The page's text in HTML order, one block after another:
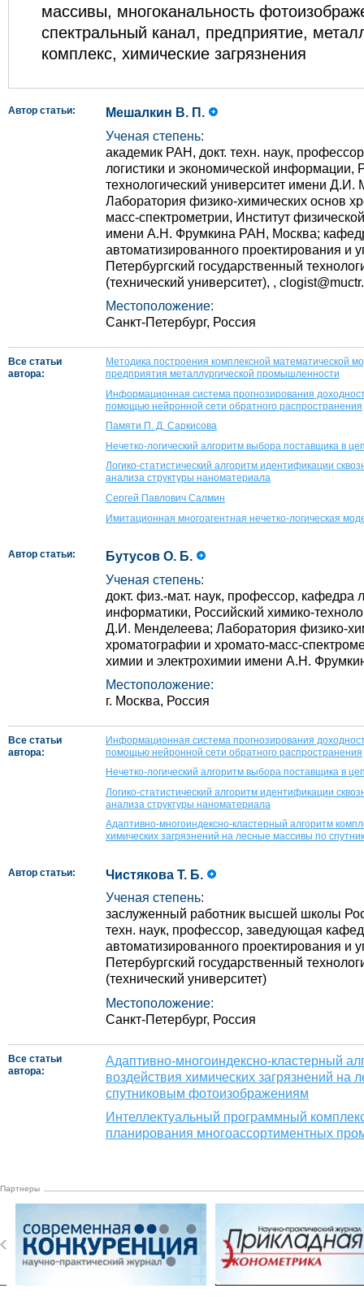
массивы, многоканальность
спектральный канал, предприятие,
комплекс, химические загрязнения
Автор статьи:
Мешалкин В. П.
Ученая степень:
академик РАН, докт. техн. наук,
логистики и экономической информации,
технологический университет имени
Лаборатория физико-химических основ
масс-спектрометрии, Институт
имени А.Н. Фрумкина РАН, Москва;
автоматизированного проектирования и
Петербургский государственный
(технический университет), ,
Местоположение:
Санкт-Петербург, Россия
Все статьи
автора:
Методика построения комплексной математической
предприятия металлургической промышленности
Информационная система прогнозирования
помощью нейронной сети обратного распространения
Памяти П. Д. Саркисова
Нечетко-логический алгоритм выбора поставщика в
Логико-статистический алгоритм идентификации
анализа структуры наноматериала
Сергей Павлович Салмин
Имитационная многоагентная нечетко-логическая
Автор статьи:
Бутусов О. Б.
Ученая степень:
докт. физ.-мат. наук, профессор, кафедра
информатики, Российский химико-
Д.И. Менделеева; Лаборатория физико-
хроматографии и хромато-масс-
химии и электрохимии имени А.Н.
Местоположение:
г. Москва, Россия
Все статьи
автора:
Информационная система прогнозирования
помощью нейронной сети обратного распространения
Нечетко-логический алгоритм выбора поставщика в
Логико-статистический алгоритм идентификации
анализа структуры наноматериала
Адаптивно-многоиндексно-кластерный алгоритм
химических загрязнений на лесные массивы по
Автор статьи:
Чистякова Т. Б.
Ученая степень:
заслуженный работник высшей школы
техн. наук, профессор, заведующая
автоматизированного проектирования и
Петербургский государственный
(технический университет)
Местоположение:
Санкт-Петербург, Россия
Все статьи
автора:
Адаптивно-многоиндексно-кластерный
воздействия химических загрязнений на
спутниковым фотоизображениям
Интеллектуальный программный
планирования многоассортиментных
Партнеры